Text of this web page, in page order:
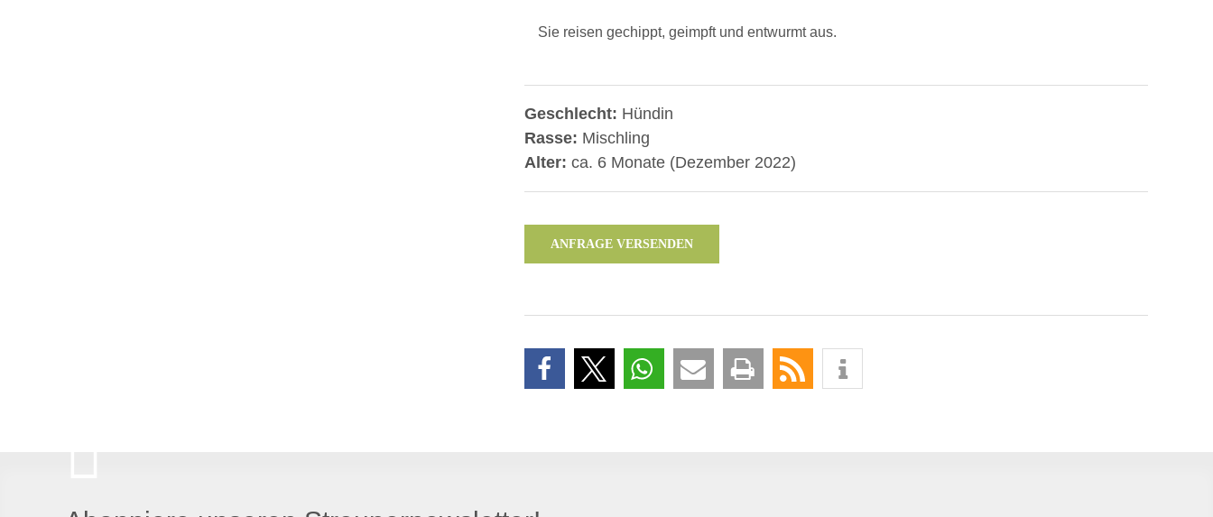
Sie reisen gechippt, geimpft und entwurmt aus.
Geschlecht: Hündin
Rasse: Mischling
Alter: ca. 6 Monate (Dezember 2022)
ANFRAGE VERSENDEN